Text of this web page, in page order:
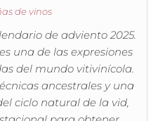
de vinos
de adviento 2025.
una de las expresiones
del mundo vitivinícola.
ancestrales y una
ciclo natural de la vid,